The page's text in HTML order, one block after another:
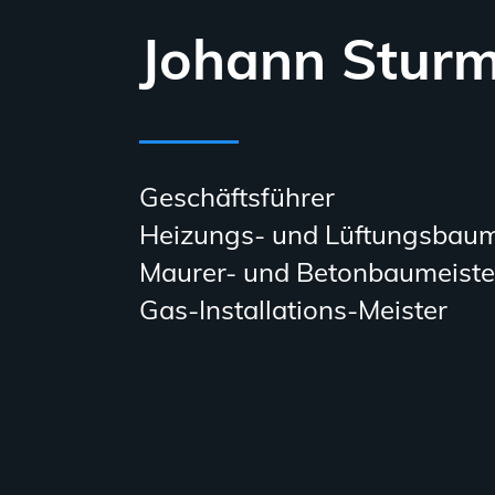
Johann
Geschäftsführer
Heizungs- und
Maurer- und
Gas-Installations-Meister